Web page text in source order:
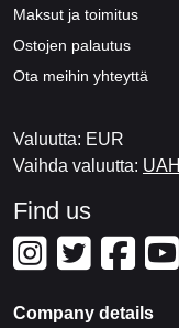
Maksut ja toimitus
Ostojen palautus
Ota meihin yhteyttä
Valuutta: EUR
Vaihda valuutta: UAH
Find us
Company details